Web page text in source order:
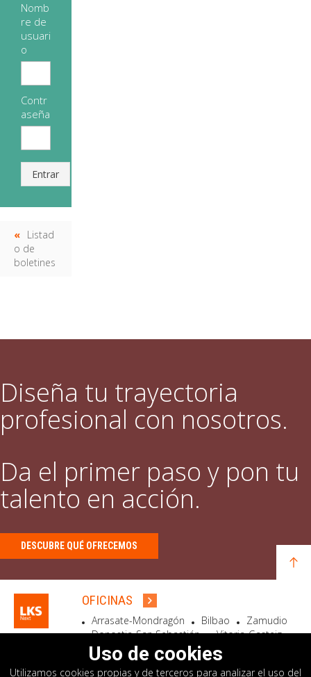
Nomb
re de
usuari
o
Contr
aseña
Entrar
Listad
o de
boletines
Diseña tu trayectoria
profesional con nosotros.
Da el primer paso y pon tu
talento en acción.
DESCUBRE QUÉ OFRECEMOS
OFICINAS
Arrasate-Mondragón Bilbao
Zamudio
Donostia-San Sebastián
Vitoria-Gasteiz
Madrid
El Astillero Bidart
Uso de cookies
Utilizamos cookies propias y de terceros para analizar el uso del